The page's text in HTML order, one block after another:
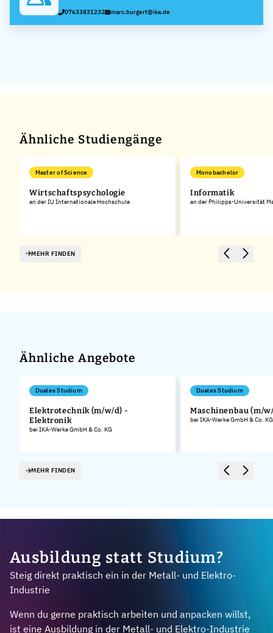
07633831232 marc.burgert@ika.de
Ähnliche Studiengänge
Master of Science
Wirtschaftspsychologie
an der IU Internationale Hochschule
Monobachelor
Informatik
an der Philipps-Universität
MEHR FINDEN
Ähnliche Angebote
Duales Studium
Elektrotechnik (m/w/d) -
Elektronik
bei IKA-Werke GmbH & Co. KG
Duales Studium
Maschinenbau (m/
bei IKA-Werke GmbH & Co. KG
MEHR FINDEN
Ausbildung statt Studium?
Steig direkt praktisch ein in der Metall- und Elektro-
Industrie
Wenn du gerne praktisch arbeiten und anpacken willst,
ist eine Ausbildung in der Metall- und Elektro-Industrie